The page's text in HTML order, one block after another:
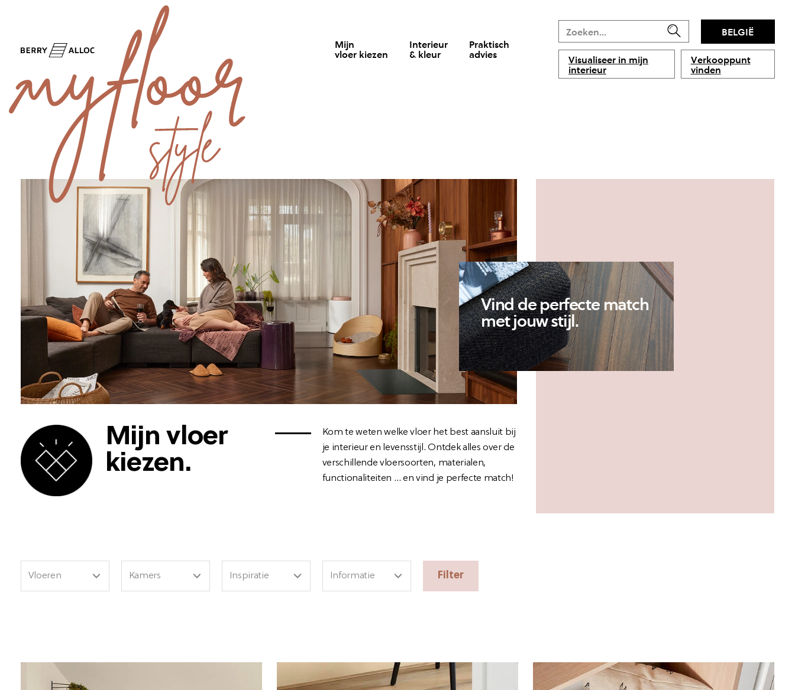
Mijn
vloer kiezen
Interieur
& kleur
Praktisch
advies
BELGIË
Visualiseer in mijn
interieur
Verkooppunt
vinden
Mijn vloer
kiezen.
Kom te weten welke vloer het best aansluit bij
je interieur en levensstijl. Ontdek alles over de
verschillende vloersoorten, materialen,
functionaliteiten … en vind je perfecte match!
Vind de perfecte match
met jouw stijl.
Vloeren Kamers Inspiratie Informatie